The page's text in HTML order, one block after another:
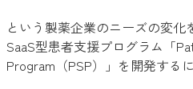
という製薬企業のニーズの変化
SaaS型患者支援プログラム「
Program（PSP）」を開発する